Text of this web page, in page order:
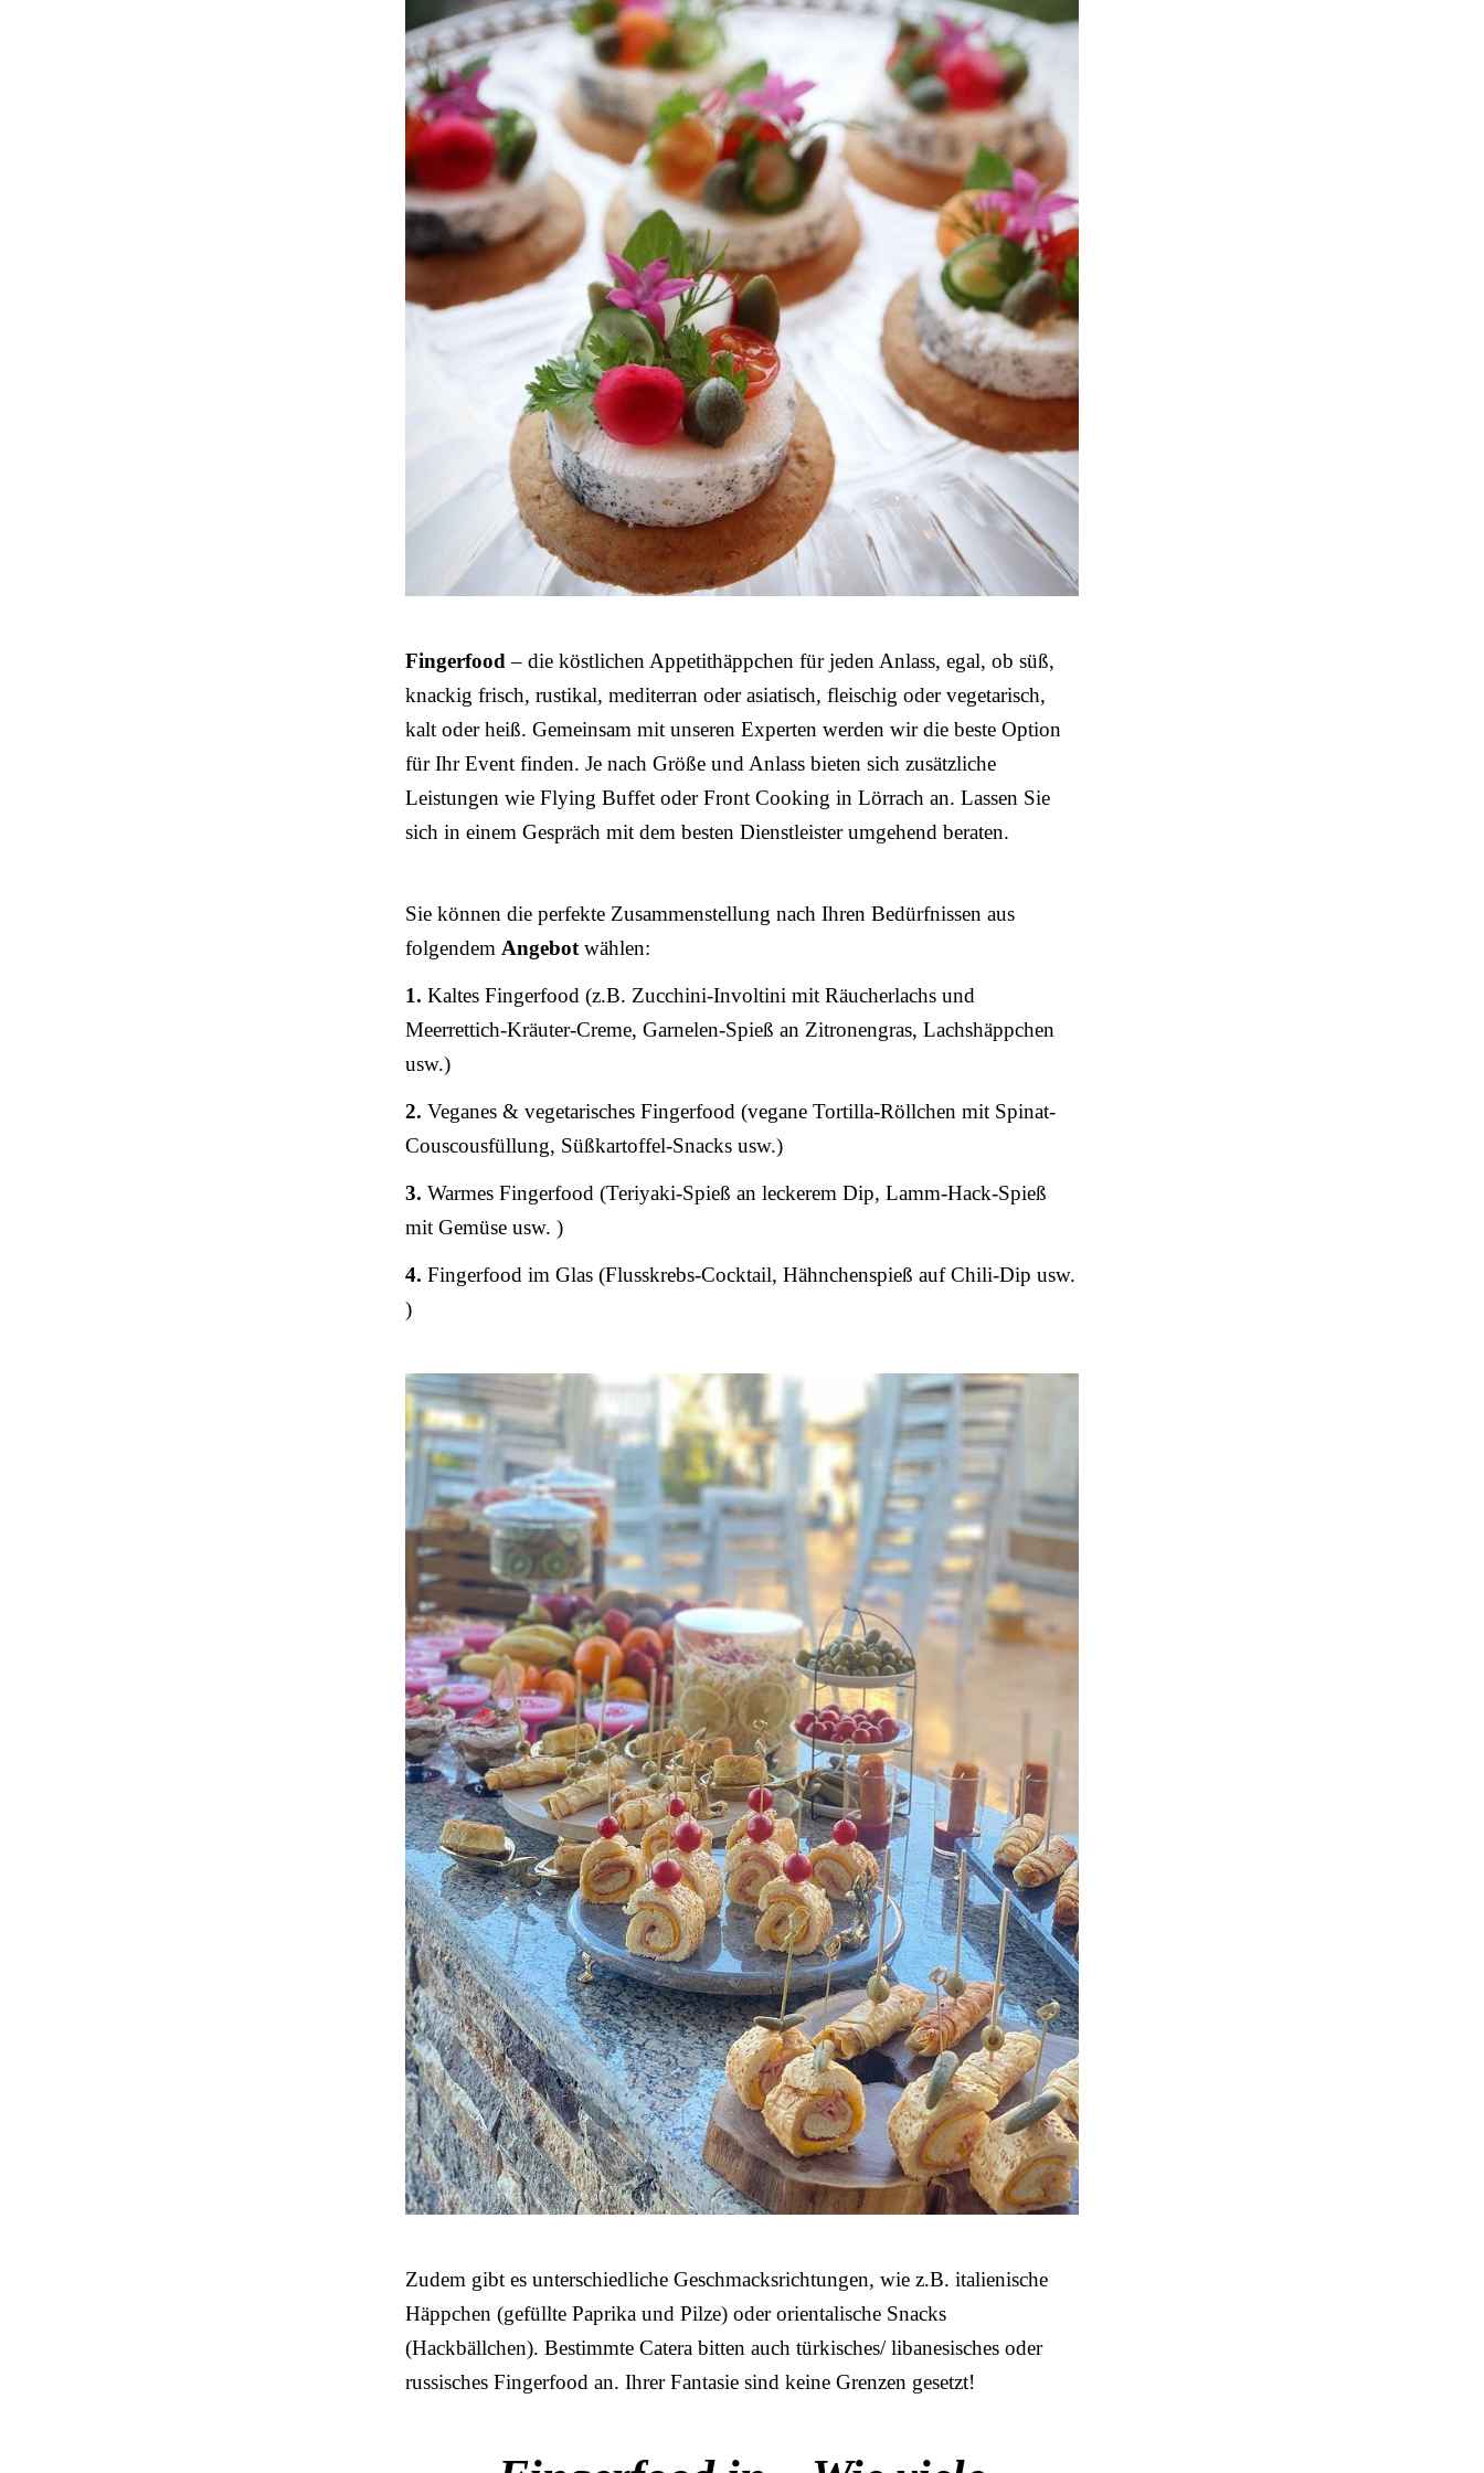
Fingerfood – die köstlichen Appetithäppchen für jeden Anlass, egal, ob süß,
knackig frisch, rustikal, mediterran oder asiatisch, fleischig oder vegetarisch,
kalt oder heiß. Gemeinsam mit unseren Experten werden wir die beste Option
für Ihr Event finden. Je nach Größe und Anlass bieten sich zusätzliche
Leistungen wie Flying Buffet oder Front Cooking in Lörrach an. Lassen Sie
sich in einem Gespräch mit dem besten Dienstleister umgehend beraten.
Sie können die perfekte Zusammenstellung nach Ihren Bedürfnissen aus
folgendem Angebot wählen:
1. Kaltes Fingerfood (z.B. Zucchini-Involtini mit Räucherlachs und
Meerrettich-Kräuter-Creme, Garnelen-Spieß an Zitronengras, Lachshäppchen
usw.)
2. Veganes & vegetarisches Fingerfood (vegane Tortilla-Röllchen mit Spinat-
Couscousfüllung, Süßkartoffel-Snacks usw.)
3. Warmes Fingerfood (Teriyaki-Spieß an leckerem Dip, Lamm-Hack-Spieß
mit Gemüse usw. )
4. Fingerfood im Glas (Flusskrebs-Cocktail, Hähnchenspieß auf Chili-Dip usw.
)
Zudem gibt es unterschiedliche Geschmacksrichtungen, wie z.B. italienische
Häppchen (gefüllte Paprika und Pilze) oder orientalische Snacks
(Hackbällchen). Bestimmte Catera bitten auch türkisches/ libanesisches oder
russisches Fingerfood an. Ihrer Fantasie sind keine Grenzen gesetzt!